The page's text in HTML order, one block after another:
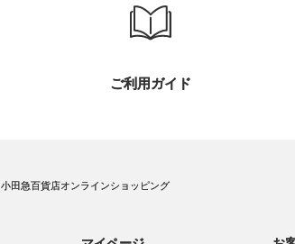
ご利用ガイド
小田急百貨店オンラインショッピング